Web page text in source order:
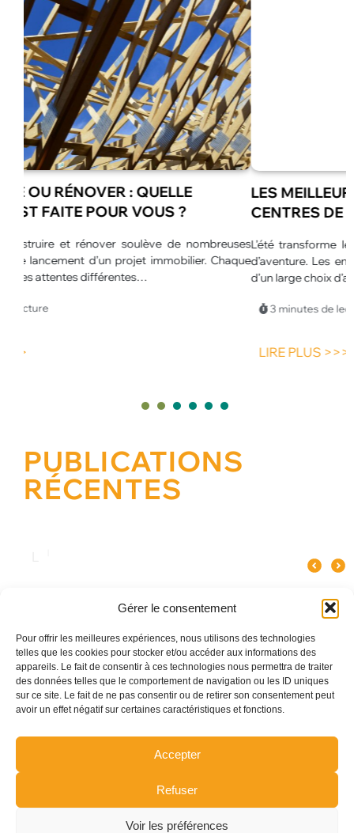
Gérer le consentement
Pour offrir les meilleures expériences, nous utilisons des technologies
telles que les cookies pour stocker et/ou accéder aux informations des
appareils. Le fait de consentir à ces technologies nous permettra de traiter
des données telles que le comportement de navigation ou les ID uniques
sur ce site. Le fait de ne pas consentir ou de retirer son consentement peut
avoir un effet négatif sur certaines caractéristiques et fonctions.
Accepter
Refuser
Voir les préférences
LES MEILLEURES ANIMATIONS POUR
CENTRES DE LOISIRS EN ÉTÉ
L’été transforme les centres de loisirs en véritables espaces
d’aventure. Les enfants profitent de journées plus longues et
d’un large choix d’activités.…
3 minutes de lecture
PUBLICATIONS
RÉCENTES